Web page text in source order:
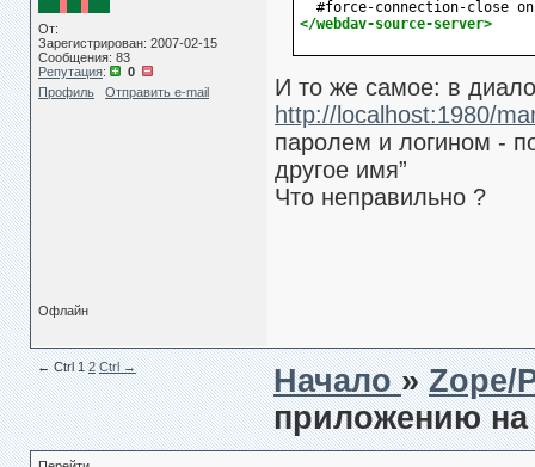
От:
Зарегистрирован: 2007-02-15
Сообщения: 83
Репутация:
0
Профиль
Отправить e-mail
</webdav-source-server>
И то же самое: в
http://localhost:1980/
паролем и логином -
другое имя”
Что неправильно ?
Офлайн
← Сtrl 1 2 Ctrl → Начало»Zope/
приложению на